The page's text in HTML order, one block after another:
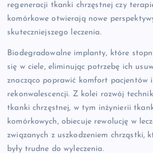
regeneracji tkanki chrzęstnej czy
komórkowe otwierają nowe
skuteczniejszego leczenia.
Biodegradowalne implanty, które
się w ciele, eliminując potrzebę ich
znacząco poprawić komfort pacjentów i
rekonwalescencji. Z kolei rozwój
tkanki chrzęstnej, w tym inżynierii
komórkowych, obiecuje rewolucję w
związanych z uszkodzeniem chrząstki,
były trudne do wyleczenia.